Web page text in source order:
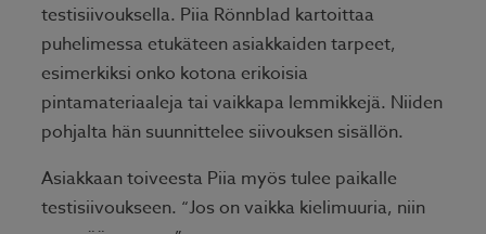
testisiivouksella. Piia Rönnblad kartoittaa
puhelimessa etukäteen asiakkaiden tarpeet,
esimerkiksi onko kotona erikoisia
pintamateriaaleja tai vaikkapa lemmikkejä. Niiden
pohjalta hän suunnittelee siivouksen sisällön.
Asiakkaan toiveesta Piia myös tulee paikalle
testisiivoukseen. “Jos on vaikka kielimuuria, niin